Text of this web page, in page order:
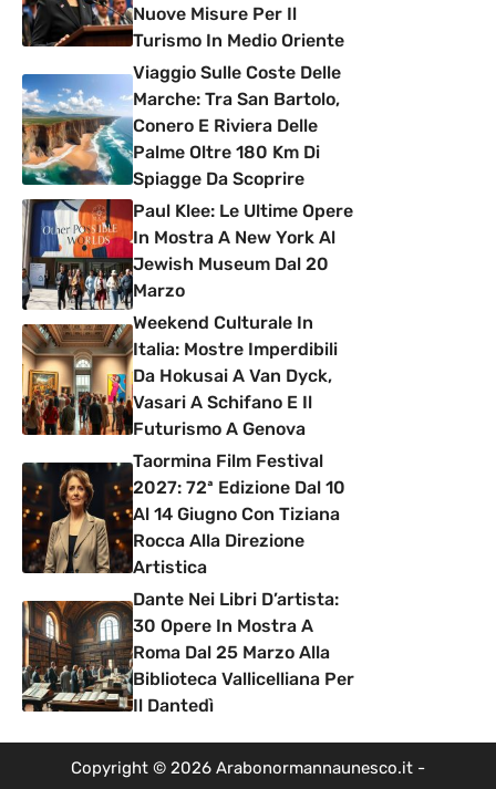
Nuove Misure Per Il
Turismo In Medio Oriente
Viaggio Sulle Coste Delle
Marche: Tra San Bartolo,
Conero E Riviera Delle
Palme Oltre 180 Km Di
Spiagge Da Scoprire
Paul Klee: Le Ultime Opere
In Mostra A New York Al
Jewish Museum Dal 20
Marzo
Weekend Culturale In
Italia: Mostre Imperdibili
Da Hokusai A Van Dyck,
Vasari A Schifano E Il
Futurismo A Genova
Taormina Film Festival
2027: 72ª Edizione Dal 10
Al 14 Giugno Con Tiziana
Rocca Alla Direzione
Artistica
Dante Nei Libri D’artista:
30 Opere In Mostra A
Roma Dal 25 Marzo Alla
Biblioteca Vallicelliana Per
Il Dantedì
Copyright © 2026 Arabonormannaunesco.it -